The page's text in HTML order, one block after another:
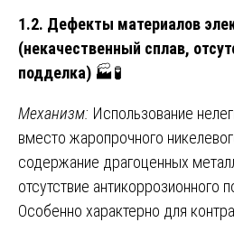
1.2. Дефекты материалов
(некачественный сплав,
подделка) 🏭🧪
Механизм: Использование
вместо жаропрочного
содержание драгоценных
отсутствие антикоррозионного
Особенно характерно для